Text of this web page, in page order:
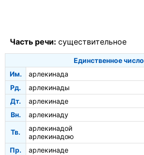
Часть речи: существительное
Единственное число
Им.
арлекинада
Рд.
арлекинады
Дт.
арлекинаде
Вн.
арлекинаду
Тв.
арлекинадой
арлекинадою
Пр.
арлекинаде